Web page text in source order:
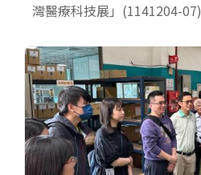
灣醫療科技展」(1141204-07)